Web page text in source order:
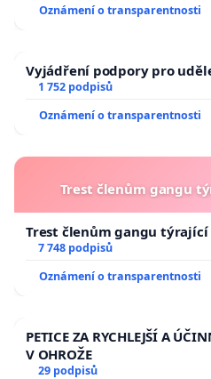
Oznámení o transparentnosti
Vyjádření podpory pro
1 752 podpisů
Oznámení o transparentnosti
Trest členům gangu
Trest členům gangu týrající
7 748 podpisů
Oznámení o transparentnosti
PETICE ZA RYCHLEJŠÍ A
V OHROŽE
29 podpisů